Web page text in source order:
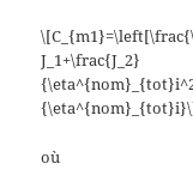
J_1+\frac{J_2}
où